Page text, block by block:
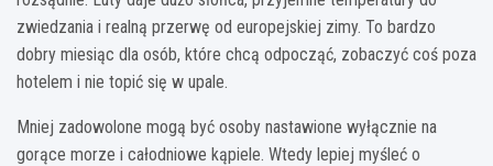
zwiedzania i realną przerwę od europejskiej zimy. To bardzo
dobry miesiąc dla osób, które chcą odpocząć, zobaczyć coś poza
hotelem i nie topić się w upale.
Mniej zadowolone mogą być osoby nastawione wyłącznie na
gorące morze i całodniowe kąpiele. Wtedy lepiej myśleć o